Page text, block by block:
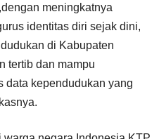
meningkatnya
identitas diri sejak dini,
di Kabupaten
tertib dan mampu
data kependudukan yang